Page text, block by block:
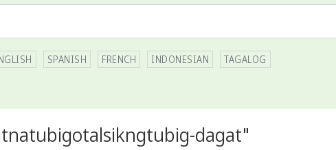
SPANISH FRENCH INDONESIAN TAGALOG
dagat"